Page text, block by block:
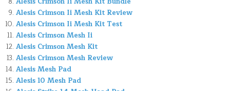
Alesis Crimson Ii Mesh Kit Review
Alesis Crimson Ii Mesh Kit Test
Alesis Crimson Mesh Ii
Alesis Crimson Mesh Kit
Alesis Crimson Mesh Review
Alesis Mesh Pad
Alesis 10 Mesh Pad